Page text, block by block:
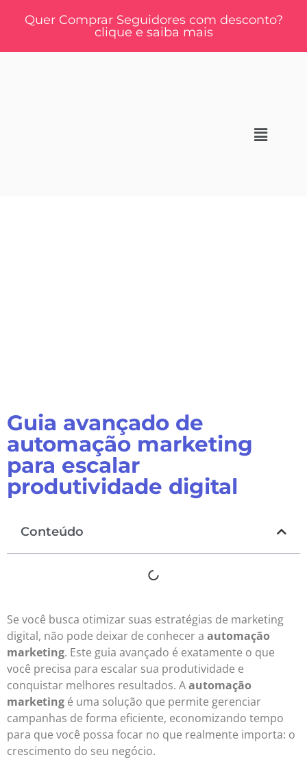
Quer Comprar Seguidores com desconto?
clique e saiba mais
Guia avançado de
automação marketing
para escalar
produtividade digital
Conteúdo
Se você busca otimizar suas estratégias de marketing
digital, não pode deixar de conhecer a automação
marketing. Este guia avançado é exatamente o que
você precisa para escalar sua produtividade e
conquistar melhores resultados. Aautomação
marketing é uma solução que permite gerenciar
campanhas de forma eficiente, economizando tempo
para que você possa focar no que realmente importa: o
crescimento do seu negócio.